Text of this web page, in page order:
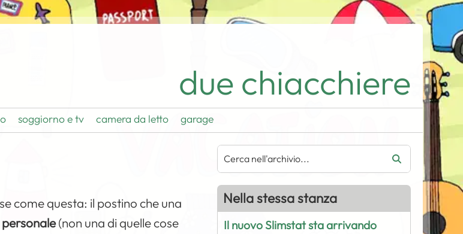
due chiacchiere
soggiorno e tv camera da letto garage
come questa: il postino che una
personale(non una di quelle cose
Nella stessa stanza
Il nuovo Slimstat sta arrivando